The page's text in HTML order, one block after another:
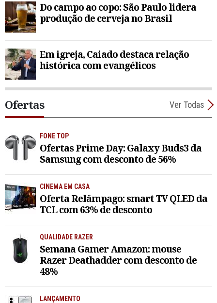
Do campo ao copo: São Paulo lidera
produção de cerveja no Brasil
Em igreja, Caiado destaca relação
histórica com evangélicos
Ofertas Ver Todas
FONE TOP
Ofertas Prime Day: Galaxy Buds3 da
Samsung com desconto de 56%
CINEMA EM CASA
Oferta Relâmpago: smart TV QLED da
TCL com 63% de desconto
QUALIDADE RAZER
Semana Gamer Amazon: mouse
Razer Deathadder com desconto de
48%
LANÇAMENTO